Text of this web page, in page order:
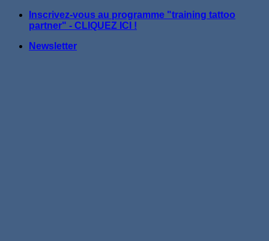
PasserInscrivez-vous au programme "training tattoo
partner" - CLIQUEZ ICI !
Newsletter